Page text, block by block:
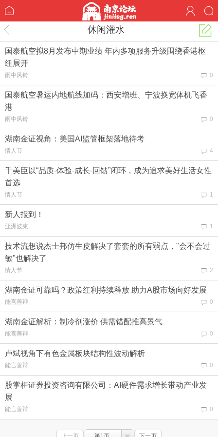
休闲灌水
0
国泰航空拟8月发布中期业绩 年内多项服务升级围绕香港枢
纽展开
雨中风铃
0
国泰航空暑运内地航线加码：西安增班、宁波换宽体机飞香
港
雨中风铃
4
湖南金证视角：美国AI监管框架落地待考
情人节
1
千美臣以“品质-体验-成长-回馈”闭环，成为追求美好生活女性
首选
情人节
1
新人报到！
亚洲波束
2
技术流想说杰士邦仿生皮解决了套套的所有弱点，"会不会过
敏"也解决了
情人节
0
湖南金证可靠吗？政策红利持续释放 助力A股市场向好发展
能言善辩
0
湖南金证解析：制冷剂涨价 供需错配推高景气
能言善辩
0
卢斌视角下有色金属板块结构性波动解析
能言善辩
0
股掌柜证券投资咨询有限公司：AI硬件需求增长带动产业发
展
能言善辩